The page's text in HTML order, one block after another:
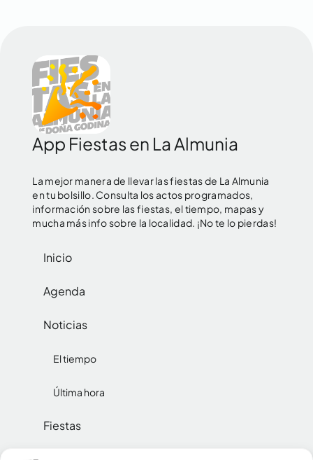
App Fiestas en La Almunia
La mejor manera de llevar las fiestas de La Almunia
en tu bolsillo. Consulta los actos programados,
información sobre las fiestas, el tiempo, mapas y
mucha más info sobre la localidad. ¡No te lo pierdas!
Inicio
Agenda
Noticias
El tiempo
Última hora
Fiestas